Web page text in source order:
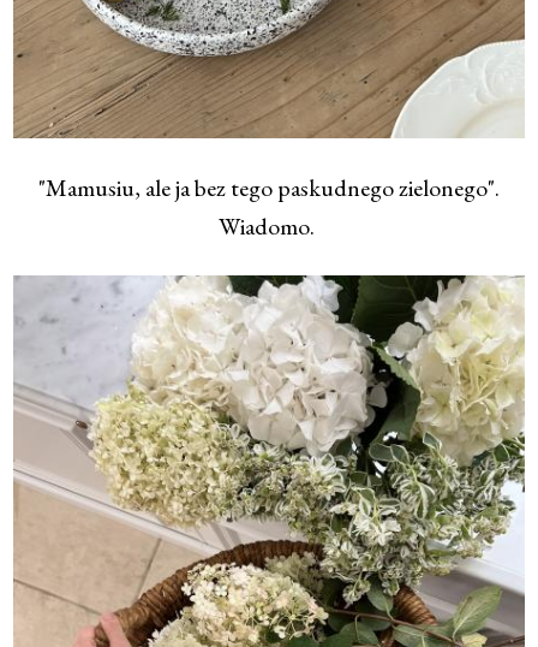
"Mamusiu, ale ja bez tego paskudnego zielonego".
Wiadomo.